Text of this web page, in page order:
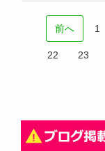
前へ 1
22 23